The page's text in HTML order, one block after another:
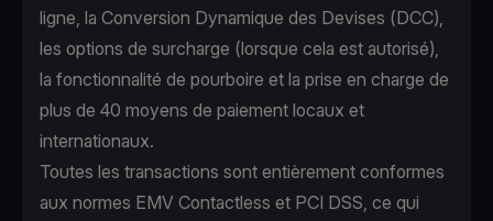
ligne, la Conversion Dynamique des Devises (DCC),
les options de surcharge (lorsque cela est autorisé),
la fonctionnalité de pourboire et la prise en charge de
plus de 40 moyens de paiement locaux et
internationaux.
Toutes les transactions sont entièrement conformes
aux normes EMV Contactless et PCI DSS, ce qui